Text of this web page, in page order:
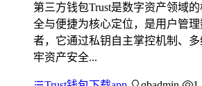
第三方钱包Trust是数字资产领域
全与便捷为核心定位，是用户管
者，它通过私钥自主掌控机制、
牢资产安全...